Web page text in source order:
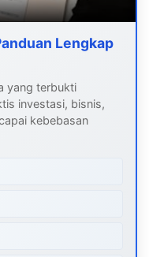
Lengkap
yang terbukti
investasi, bisnis,
kebebasan